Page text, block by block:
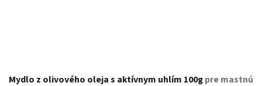
Mydlo z olivového oleja s aktívnym uhlím 100gpre mastnú